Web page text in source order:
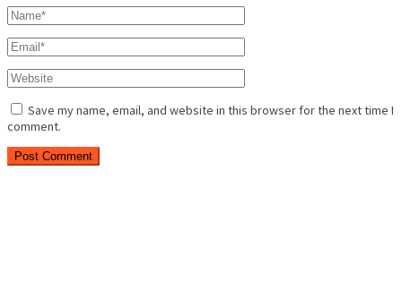
Save my name, email, and website in this browser for the next time I
comment.